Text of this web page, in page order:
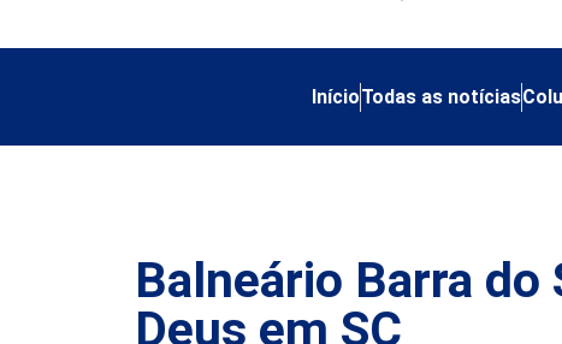
InícioTodas as notícias
Balneário Barra
Deus em SC